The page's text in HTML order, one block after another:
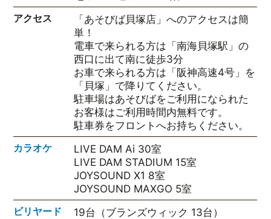
アクセス
「あそびば貝塚店」へのアクセスは簡
単！
電車で来られる方は「南海貝塚駅」の
西口に出て南に徒歩3分
お車で来られる方は「阪神高速4号」を
「貝塚」で降りてください。
駐車場はあそびばをご利用になられた
お客様はご利用時間内無料です。
駐車券をフロントへお持ちください。
カラオケ
LIVE DAM Ai 30室
LIVE DAM STADIUM 15室
JOYSOUND X1 8室
JOYSOUND MAXGO 5室
ビリヤード 19台（ブランズウィック 13台）